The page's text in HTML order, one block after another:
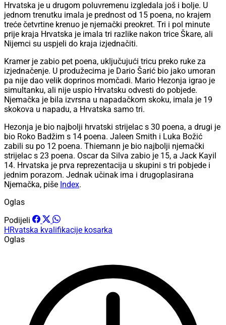
Hrvatska je u drugom poluvremenu izgledala još i bolje. U
jednom trenutku imala je prednost od 15 poena, no krajem
treće četvrtine krenuo je njemački preokret. Tri i pol minute
prije kraja Hrvatska je imala tri razlike nakon trice Škare, ali
Nijemci su uspjeli do kraja izjednačiti.
Kramer je zabio pet poena, uključujući tricu preko ruke za
izjednačenje. U produžecima je Dario Šarić bio jako umoran
pa nije dao velik doprinos momčadi. Mario Hezonja igrao je
simultanku, ali nije uspio Hrvatsku odvesti do pobjede.
Njemačka je bila izvrsna u napadačkom skoku, imala je 19
skokova u napadu, a Hrvatska samo tri.
Hezonja je bio najbolji hrvatski strijelac s 30 poena, a drugi je
bio Roko Badžim s 14 poena. Jaleen Smith i Luka Božić
zabili su po 12 poena. Thiemann je bio najbolji njemački
strijelac s 23 poena. Oscar da Silva zabio je 15, a Jack Kayil
14. Hrvatska je prva reprezentacija u skupini s tri pobjede i
jednim porazom. Jednak učinak ima i drugoplasirana
Njemačka, piše Index.
Oglas
Podijeli
HRvatska kvalifikacije kosarka
Oglas